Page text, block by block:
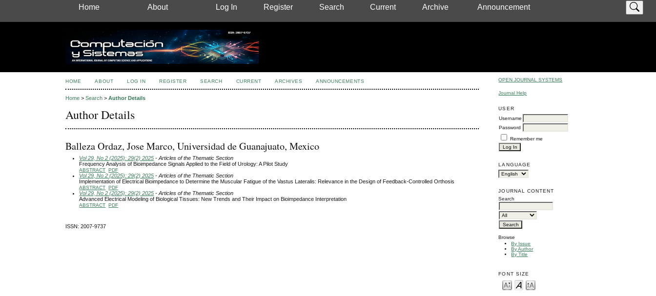
Home About Log In Register Search Current Archive Announcement
OPEN JOURNAL SYSTEMS
Journal Help
USER
Username
Password
Remember me
LANGUAGE
JOURNAL CONTENT
Search
Browse
By Issue
By Author
By Title
FONT SIZE
HOME ABOUT LOG IN REGISTER SEARCH CURRENT ARCHIVES ANNOUNCEMENTS
Home >Search >Author Details
Author Details
Balleza Ordaz, Jose Marco, Universidad de Guanajuato, Mexico
Vol 29, No 2 (2025): 29(2) 2025 - Articles of the Thematic Section
Frequency Analysis of Bioimpedance Signals Applied to the Field of Urology: A Pilot Study
ABSTRACT PDF
Vol 29, No 2 (2025): 29(2) 2025 - Articles of the Thematic Section
Implementation of Electrical Bioimpedance to Determine the Muscular Fatigue of the Vastus Lateralis: Relevance in the Design of Feedback-Controlled Orthosis
ABSTRACT PDF
Vol 29, No 2 (2025): 29(2) 2025 - Articles of the Thematic Section
Advanced Electrical Modeling of Biological Tissues: New Trends and Their Impact on Bioimpedance Interpretation
ABSTRACT PDF
ISSN: 2007-9737